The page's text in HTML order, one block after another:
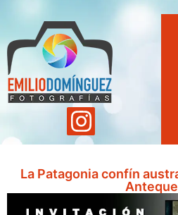
La Patagonia confín